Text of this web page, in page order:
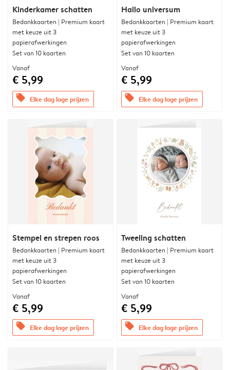
Kinderkamer schatten
Bedankkaarten | Premium kaart
met keuze uit 3
papierafwerkingen
Set van 10 kaarten
Vanaf
€ 5,99
offers Elke dag lage prijzen
Hallo universum
Bedankkaarten | Premium kaart
met keuze uit 3
papierafwerkingen
Set van 10 kaarten
Vanaf
€ 5,99
offers Elke dag lage prijzen
Stempel en strepen roos
Bedankkaarten | Premium kaart
met keuze uit 3
papierafwerkingen
Set van 10 kaarten
Vanaf
€ 5,99
offers Elke dag lage prijzen
Tweeling schatten
Bedankkaarten | Premium kaart
met keuze uit 3
papierafwerkingen
Set van 10 kaarten
Vanaf
€ 5,99
offers Elke dag lage prijzen